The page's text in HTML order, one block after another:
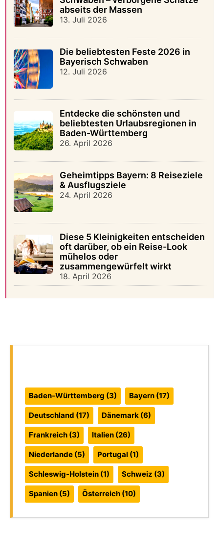
abseits der Massen
13. Juli 2026
Die beliebtesten Feste 2026 in
Bayerisch Schwaben
12. Juli 2026
Entdecke die schönsten und
beliebtesten Urlaubsregionen in
Baden-Württemberg
26. April 2026
Geheimtipps Bayern: 8 Reiseziele
& Ausflugsziele
24. April 2026
Diese 5 Kleinigkeiten entscheiden
oft darüber, ob ein Reise-Look
mühelos oder
zusammengewürfelt wirkt
18. April 2026
Baden-Württemberg (3) Bayern(17)
Deutschland (17) Dänemark (6)
Frankreich(3) Italien(26)
Niederlande(5) Portugal(1)
Schleswig-Holstein(1) Schweiz (3)
Spanien(5) Österreich(10)